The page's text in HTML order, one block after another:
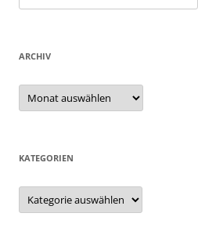
nach:
ARCHIV
Archiv
KATEGORIEN
Kategorien